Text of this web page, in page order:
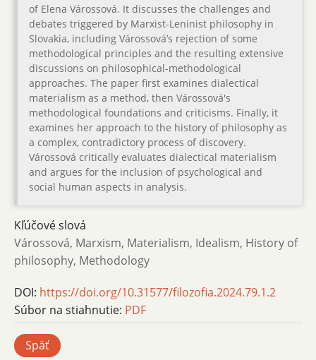
of Elena Várossová. It discusses the challenges and
debates triggered by Marxist-Leninist philosophy in
Slovakia, including Várossová’s rejection of some
methodological principles and the resulting extensive
discussions on philosophical-methodological
approaches. The paper first examines dialectical
materialism as a method, then Várossová's
methodological foundations and criticisms. Finally, it
examines her approach to the history of philosophy as
a complex, contradictory process of discovery.
Várossová critically evaluates dialectical materialism
and argues for the inclusion of psychological and
social human aspects in analysis.
Kľúčové slová
Várossová, Marxism, Materialism, Idealism, History of
philosophy, Methodology
DOI: https://doi.org/10.31577/filozofia.2024.79.1.2
Súbor na stiahnutie: PDF
Späť